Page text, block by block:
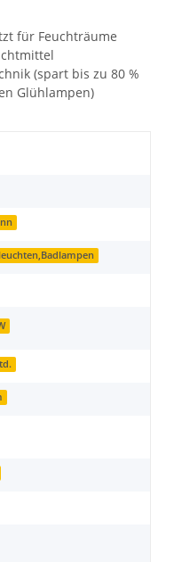
für Feuchträume
(spart bis zu 80 %
Glühlampen)